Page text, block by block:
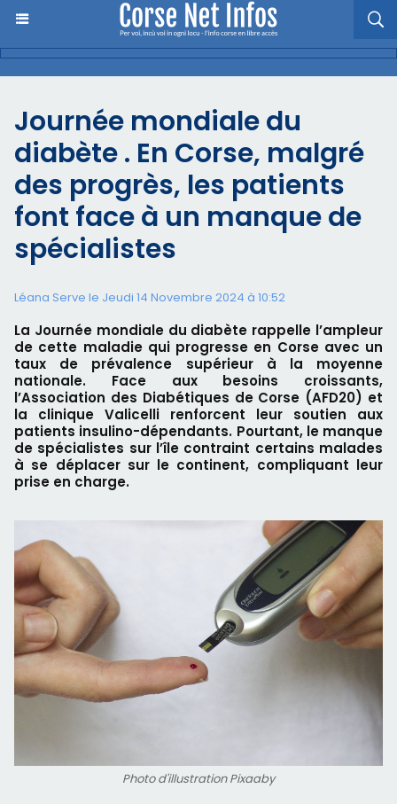
Journée mondiale du
diabète . En Corse, malgré
des progrès, les patients
font face à un manque de
spécialistes
Léana Serve le Jeudi 14 Novembre 2024 à 10:52
La Journée mondiale du diabète rappelle l’ampleur
de cette maladie qui progresse en Corse avec un
taux de prévalence supérieur à la moyenne
nationale. Face aux besoins croissants,
l’Association des Diabétiques de Corse (AFD20) et
la clinique Valicelli renforcent leur soutien aux
patients insulino-dépendants. Pourtant, le manque
de spécialistes sur l’île contraint certains malades
à se déplacer sur le continent, compliquant leur
prise en charge.
Photo d'illustration Pixaaby